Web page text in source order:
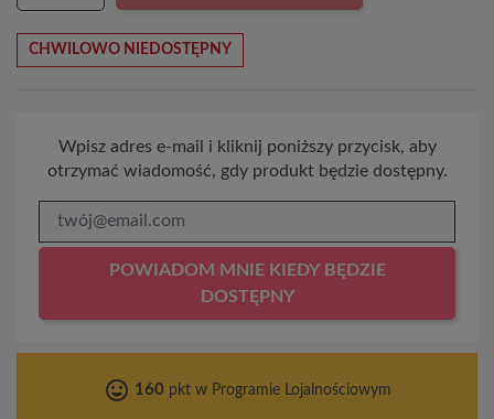
CHWILOWO NIEDOSTĘPNY
Wpisz adres e-mail i kliknij poniższy przycisk, aby
otrzymać wiadomość, gdy produkt będzie dostępny.
POWIADOM MNIE KIEDY BĘDZIE
DOSTĘPNY
tag_faces 160pkt w Programie Lojalnościowym